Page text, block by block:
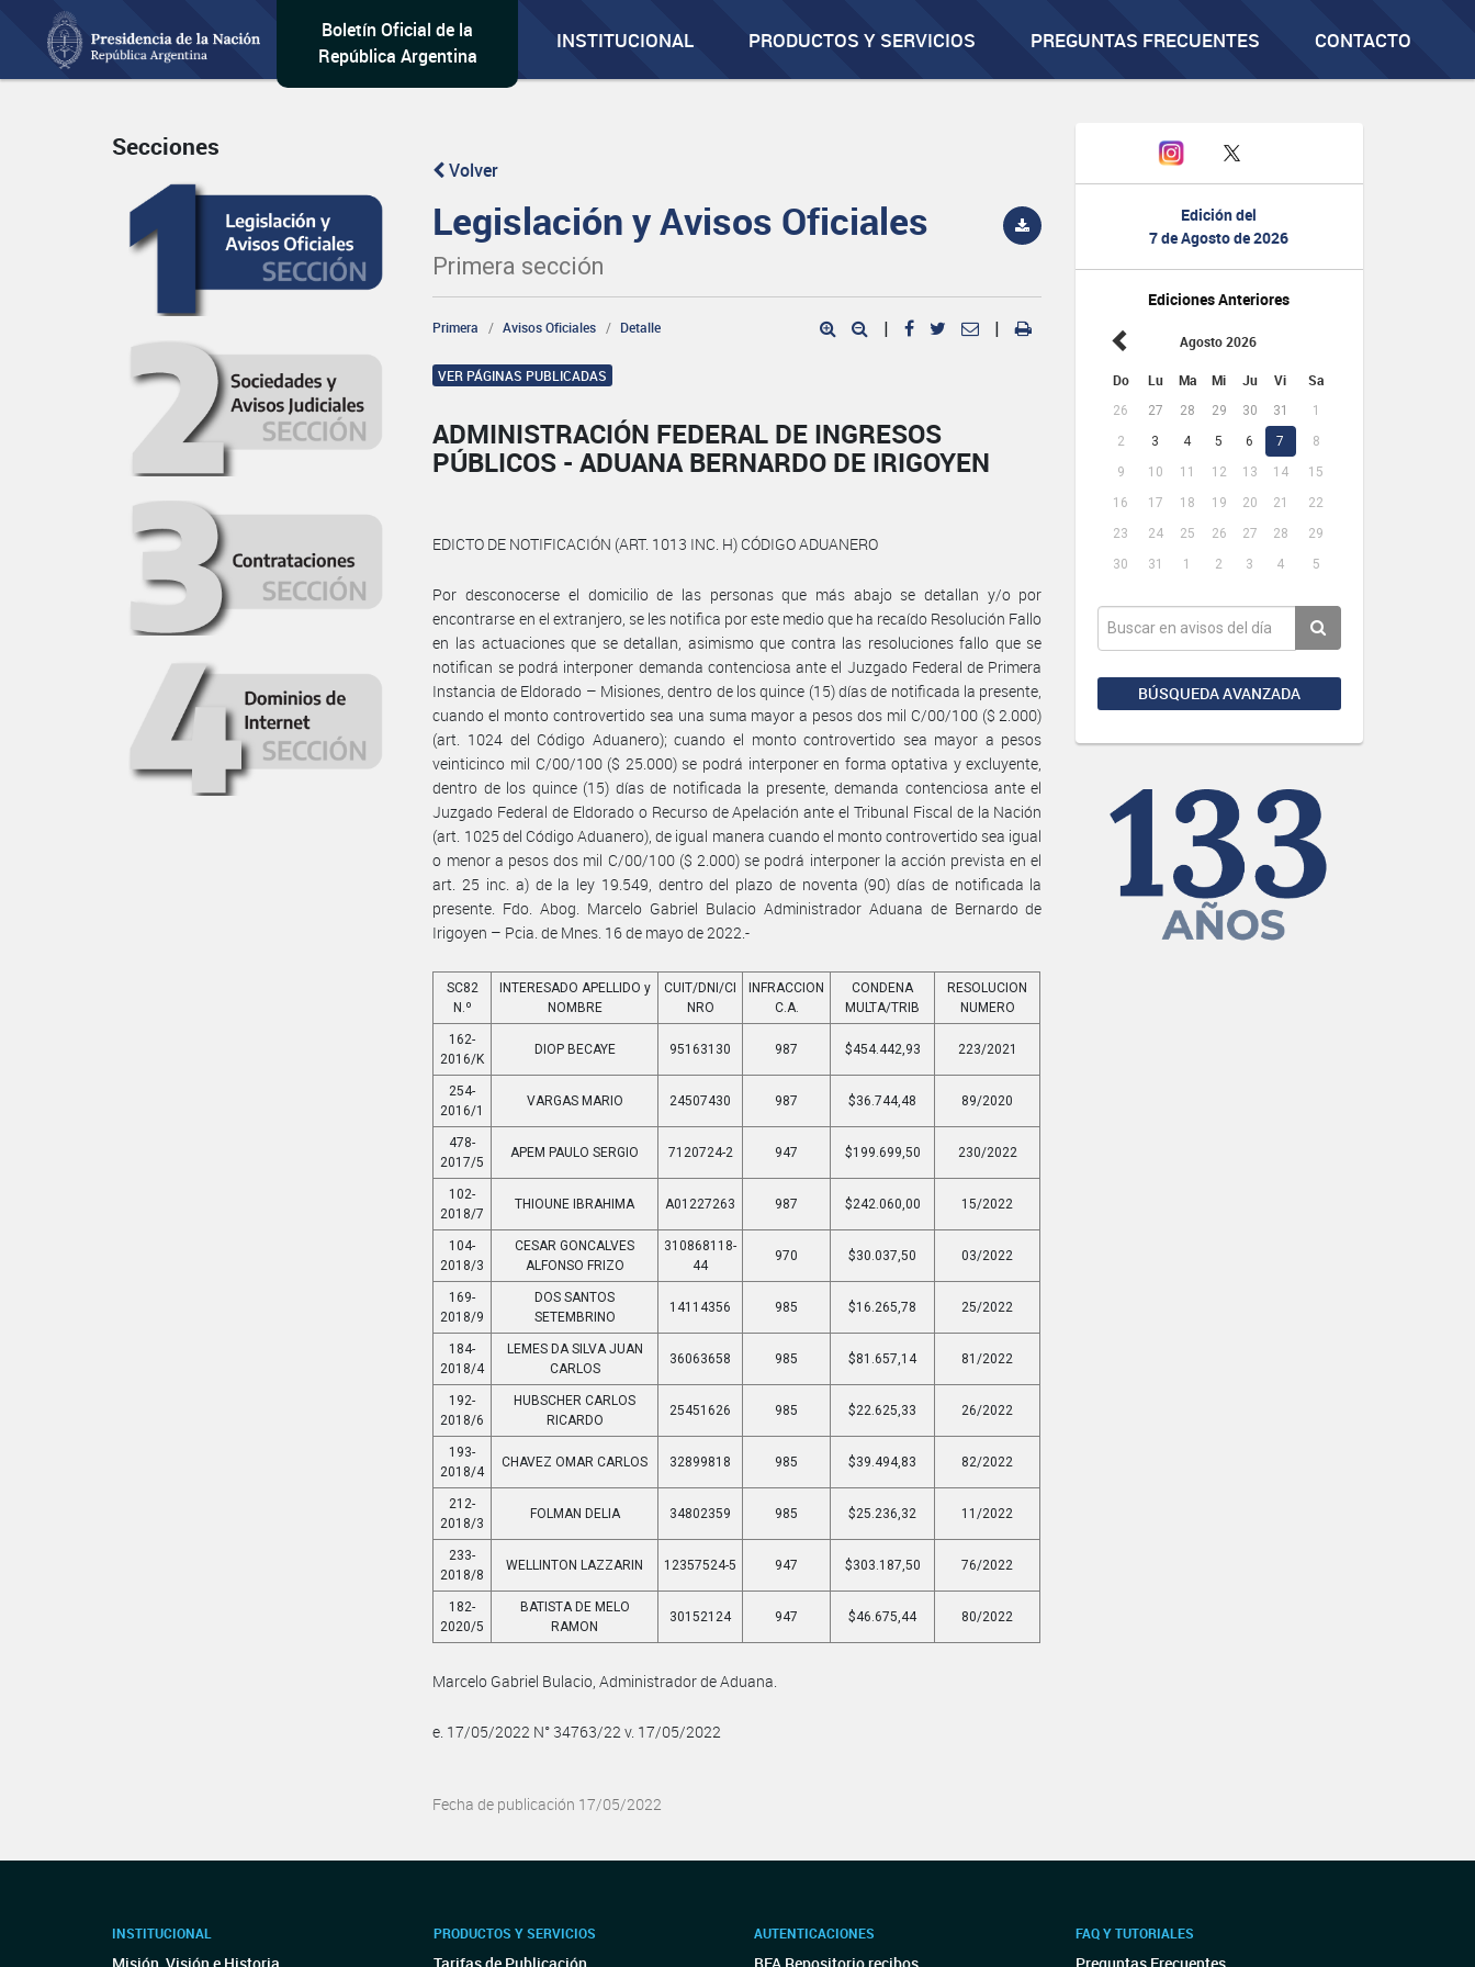
Boletín Oficial de la
República Argentina
INSTITUCIONAL PRODUCTOS Y SERVICIOS PREGUNTAS FRECUENTES CONTACTO
Edición del
7 de Agosto de 2026
Ediciones Anteriores
Agosto 2026
Do Lu Ma Mi Ju Vi Sa
26 27 28 29 30 31
1
2
3 4 5 6 7
8
9
10 11 12 13 14
15
16
17 18 19 20 21
22
23
24 25 26 27 28
29
30
31 1 2 3 4 5
BÚSQUEDA AVANZADA
Secciones
Volver
Legislación y Avisos Oficiales
Primera sección
Primera Avisos Oficiales Detalle | |
VER PÁGINAS PUBLICADAS
ADMINISTRACIÓN FEDERAL DE INGRESOS
PÚBLICOS - ADUANA BERNARDO DE IRIGOYEN
EDICTO DE NOTIFICACIÓN (ART. 1013 INC. H) CÓDIGO ADUANERO
Por desconocerse el domicilio de las personas que más abajo se detallan y/o por
encontrarse en el extranjero, se les notifica por este medio que ha recaído Resolución Fallo
en las actuaciones que se detallan, asimismo que contra las resoluciones fallo que se
notifican se podrá interponer demanda contenciosa ante el Juzgado Federal de Primera
Instancia de Eldorado – Misiones, dentro de los quince (15) días de notificada la presente,
cuando el monto controvertido sea una suma mayor a pesos dos mil C/00/100 ($ 2.000)
(art. 1024 del Código Aduanero); cuando el monto controvertido sea mayor a pesos
veinticinco mil C/00/100 ($ 25.000) se podrá interponer en forma optativa y excluyente,
dentro de los quince (15) días de notificada la presente, demanda contenciosa ante el
Juzgado Federal de Eldorado o Recurso de Apelación ante el Tribunal Fiscal de la Nación
(art. 1025 del Código Aduanero), de igual manera cuando el monto controvertido sea igual
o menor a pesos dos mil C/00/100 ($ 2.000) se podrá interponer la acción prevista en el
art. 25 inc. a) de la ley 19.549, dentro del plazo de noventa (90) días de notificada la
presente. Fdo. Abog. Marcelo Gabriel Bulacio Administrador Aduana de Bernardo de
Irigoyen – Pcia. de Mnes. 16 de mayo de 2022.-
SC82
N.º
INTERESADO APELLIDO y
NOMBRE
CUIT/DNI/CI
NRO
INFRACCION
C.A.
CONDENA
MULTA/TRIB
RESOLUCION
NUMERO
162-
2016/K
DIOP BECAYE 95163130 987 $454.442,93 223/2021
254-
2016/1
VARGAS MARIO 24507430 987 $36.744,48 89/2020
478-
2017/5
APEM PAULO SERGIO 7120724-2 947 $199.699,50 230/2022
102-
2018/7
THIOUNE IBRAHIMA A01227263 987 $242.060,00 15/2022
104-
2018/3
CESAR GONCALVES
ALFONSO FRIZO
310868118-
44
970 $30.037,50 03/2022
169-
2018/9
DOS SANTOS
SETEMBRINO
14114356 985 $16.265,78 25/2022
184-
2018/4
LEMES DA SILVA JUAN
CARLOS
36063658 985 $81.657,14 81/2022
192-
2018/6
HUBSCHER CARLOS
RICARDO
25451626 985 $22.625,33 26/2022
193-
2018/4
CHAVEZ OMAR CARLOS 32899818 985 $39.494,83 82/2022
212-
2018/3
FOLMAN DELIA 34802359 985 $25.236,32 11/2022
233-
2018/8
WELLINTON LAZZARIN 12357524-5 947 $303.187,50 76/2022
182-
2020/5
BATISTA DE MELO
RAMON
30152124 947 $46.675,44 80/2022
Marcelo Gabriel Bulacio, Administrador de Aduana.
e. 17/05/2022 N° 34763/22 v. 17/05/2022
Fecha de publicación 17/05/2022
INSTITUCIONAL PRODUCTOS Y SERVICIOS AUTENTICACIONES FAQ Y TUTORIALES